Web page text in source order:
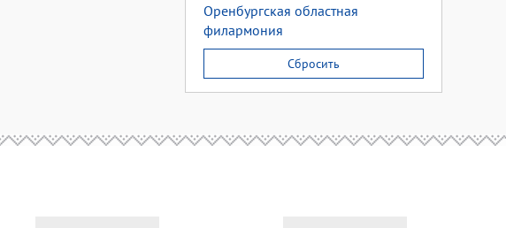
Оренбургская областная
филармония
Сбросить